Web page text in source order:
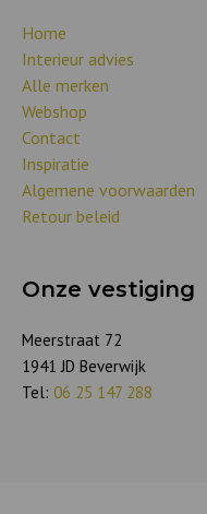
Home
Interieur advies
Alle merken
Webshop
Contact
Inspiratie
Algemene voorwaarden
Retour beleid
Onze vestiging
Meerstraat 72
1941 JD Beverwijk
Tel: 06 25 147 288